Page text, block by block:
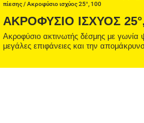
HOME & GARDEN
PROFESSIONAL
πίεσης/ Ακροφύσιο ισχύος 25°, 100
ΑΚΡΟΦΎΣΙΟ ΙΣΧΎΟΣ
Ακροφύσιο ακτινωτής δέσμης με γωνία
μεγάλες επιφάνειες και την